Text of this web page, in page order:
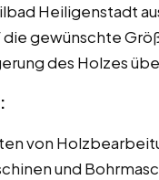
Heiligenstadt
gewünschte
des Holzes
von
und